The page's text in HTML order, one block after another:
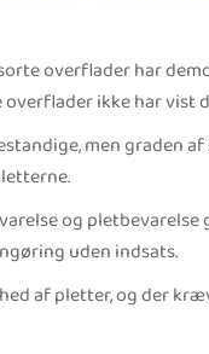
overflader har
overflader ikke har vist
men graden
og
uden indsats.
af pletter, og der